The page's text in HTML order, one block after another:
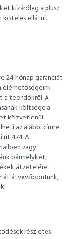
kizárólag a plusz
köteles ellátni.
24 hónap garanciát
elérhetőségeink
a teendőkről. A
költsége a
közvetlenül
az alábbi címre:
út 474. A
vagy
bármelykét,
átvételére.
át átvevőpontunk,
részletes